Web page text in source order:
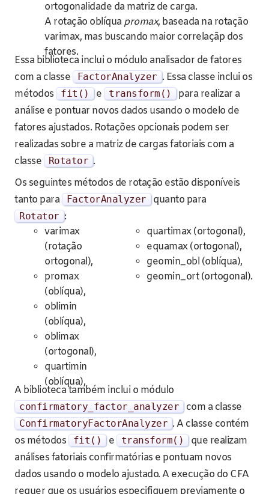
ortogonalidade da matriz de carga.
A rotação oblíquapromax, baseada na rotação
varimax, mas buscando maior correlaçãp dos
fatores.
Essa biblioteca inclui o módulo analisador de fatores
com a classe
FactorAnalyzer . Essa classe inclui os
métodos
fit () e transform ()
para realizar a
análise e pontuar novos dados usando o modelo de
fatores ajustados. Rotações opcionais podem ser
realizadas sobre a matriz de cargas fatoriais com a
classe
Rotator .
Os seguintes métodos de rotação estão disponíveis
tanto para
FactorAnalyzer quanto para
Rotator :
varimax
(rotação
ortogonal),
promax
(oblíqua),
oblimin
(oblíqua),
oblimax
(ortogonal),
quartimin
(oblíqua),
quartimax (ortogonal),
equamax (ortogonal),
geomin_obl (oblíqua),
geomin_ort (ortogonal).
A biblioteca também inclui o módulo
confirmatory_factor_analyzer com a classe
ConfirmatoryFactorAnalyzer . A classe contém
os métodos
fit() e transform()
que realizam
análises fatoriais confirmatórias e pontuam novos
dados usando o modelo ajustado. A execução do CFA